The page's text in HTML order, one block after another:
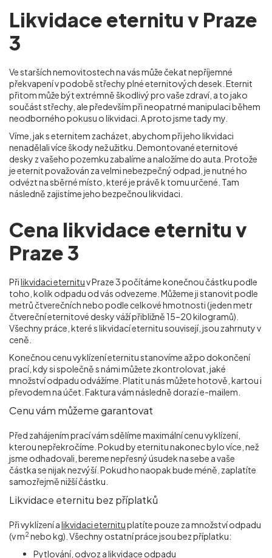
Likvidace eternitu v Praze
3
Ve starších nemovitostech na vás může čekat nepříjemné
překvapení v podobě střechy plné eternitových desek. Eternit
přitom může být extrémně škodlivý pro vaše zdraví, a to jako
součást střechy, ale především při neopatrné manipulaci během
neodborného pokusu o likvidaci. A proto jsme tady my.
Víme, jak s eternitem zacházet, abychom při jeho likvidaci
nenadělali více škody než užitku. Demontované eternitové
desky z vašeho pozemku zabalíme a naložíme do auta. Protože
je eternit považován za velmi nebezpečný odpad, je nutné ho
odvézt na sběrné místo, které je právě k tomu určené. Tam
následně zajistíme jeho bezpečnou likvidaci.
Cena likvidace eternitu v
Praze 3
Přilikvidaci eternituv Praze 3 počítáme konečnou částku podle
toho, kolik odpadu od vás odvezeme. Můžeme ji stanovit podle
metrů čtverečních nebo podle celkové hmotnosti (jeden metr
čtvereční eternitové desky váží přibližně 15–20 kilogramů).
Všechny práce, které s likvidací eternitu souvisejí, jsou zahrnuty v
ceně.
Konečnou cenu vyklízení eternitu stanovíme až po dokončení
prací, kdy si společně s námi můžete zkontrolovat, jaké
množství odpadu odvážíme. Platit u nás můžete hotově, kartou i
převodem na účet. Faktura vám následně dorazí e-mailem.
Cenu vám můžeme garantovat
Před zahájením prací vám sdělíme maximální cenu vyklízení,
kterou nepřekročíme. Pokud by eternitu nakonec bylo více, než
jsme odhadovali, bereme nepřesný úsudek na sebe a vaše
částka se nijak nezvýší. Pokud ho naopak bude méně, zaplatíte
samozřejmě nižší částku.
Likvidace eternitu bez příplatků
Při vyklízení alikvidaci eternituplatíte pouze za množství odpadu
(v m2 nebo kg). Všechny ostatní práce jsou bez příplatku:
Pytlování, odvoz a likvidace odpadu